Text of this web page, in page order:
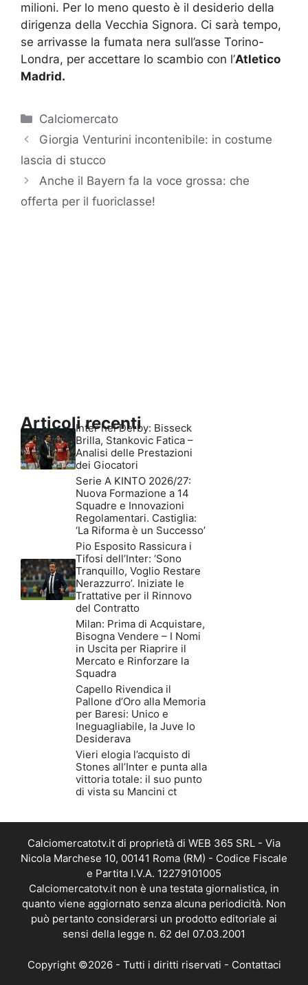
milioni. Per lo meno questo è il desiderio della
dirigenza della Vecchia Signora. Ci sarà tempo,
se arrivasse la fumata nera sull’asse Torino-
Londra, per accettare lo scambio con l’Atletico
Madrid.
Categorie
Calciomercato
Giorgia Venturini incontenibile: in costume
lascia di stucco
Anche il Bayern fa la voce grossa: che
offerta per il fuoriclasse!
Articoli recenti
Inter nel Derby: Bisseck
Brilla, Stankovic Fatica –
Analisi delle Prestazioni
dei Giocatori
Serie A KINTO 2026/27:
Nuova Formazione a 14
Squadre e Innovazioni
Regolamentari. Castiglia:
‘La Riforma è un Successo’
Pio Esposito Rassicura i
Tifosi dell’Inter: ‘Sono
Tranquillo, Voglio Restare
Nerazzurro’. Iniziate le
Trattative per il Rinnovo
del Contratto
Milan: Prima di Acquistare,
Bisogna Vendere – I Nomi
in Uscita per Riaprire il
Mercato e Rinforzare la
Squadra
Capello Rivendica il
Pallone d’Oro alla Memoria
per Baresi: Unico e
Ineguagliabile, la Juve lo
Desiderava
Vieri elogia l’acquisto di
Stones all’Inter e punta alla
vittoria totale: il suo punto
di vista su Mancini ct
Calciomercatotv.it di proprietà di WEB 365 SRL - Via
Nicola Marchese 10, 00141 Roma (RM) - Codice Fiscale
e Partita I.V.A. 12279101005
Calciomercatotv.it non è una testata giornalistica, in
quanto viene aggiornato senza alcuna periodicità. Non
può pertanto considerarsi un prodotto editoriale ai
sensi della legge n. 62 del 07.03.2001
Copyright ©2026 - Tutti i diritti riservati - Contattaci